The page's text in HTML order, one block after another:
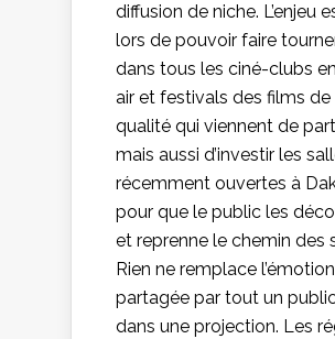
diffusion de niche. L’enjeu
lors de pouvoir faire
dans tous les ciné-clubs
air et festivals des films de
qualité qui viennent de
mais aussi d’investir les
récemment ouvertes à
pour que le public les
et reprenne le chemin des
Rien ne remplace l’émotion
partagée par tout un
dans une projection. Les